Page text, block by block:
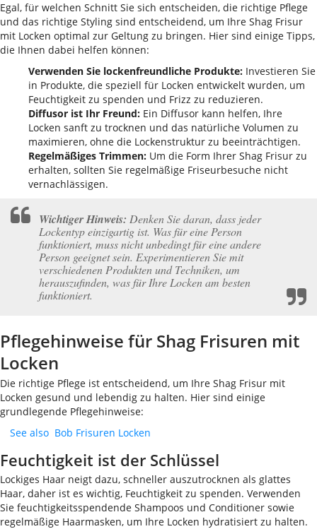
Egal, für welchen Schnitt Sie sich entscheiden, die richtige Pflege
und das richtige Styling sind entscheidend, um Ihre Shag Frisur
mit Locken optimal zur Geltung zu bringen. Hier sind einige Tipps,
die Ihnen dabei helfen können:
Verwenden Sie lockenfreundliche Produkte: Investieren Sie
in Produkte, die speziell für Locken entwickelt wurden, um
Feuchtigkeit zu spenden und Frizz zu reduzieren.
Diffusor ist Ihr Freund: Ein Diffusor kann helfen, Ihre
Locken sanft zu trocknen und das natürliche Volumen zu
maximieren, ohne die Lockenstruktur zu beeinträchtigen.
Regelmäßiges Trimmen: Um die Form Ihrer Shag Frisur zu
erhalten, sollten Sie regelmäßige Friseurbesuche nicht
vernachlässigen.
Wichtiger Hinweis: Denken Sie daran, dass jeder
Lockentyp einzigartig ist. Was für eine Person
funktioniert, muss nicht unbedingt für eine andere
Person geeignet sein. Experimentieren Sie mit
verschiedenen Produkten und Techniken, um
herauszufinden, was für Ihre Locken am besten
funktioniert.
Pflegehinweise für Shag Frisuren mit
Locken
Die richtige Pflege ist entscheidend, um Ihre Shag Frisur mit
Locken gesund und lebendig zu halten. Hier sind einige
grundlegende Pflegehinweise:
See also Bob Frisuren Locken
Feuchtigkeit ist der Schlüssel
Lockiges Haar neigt dazu, schneller auszutrocknen als glattes
Haar, daher ist es wichtig, Feuchtigkeit zu spenden. Verwenden
Sie feuchtigkeitsspendende Shampoos und Conditioner sowie
regelmäßige Haarmasken, um Ihre Locken hydratisiert zu halten.